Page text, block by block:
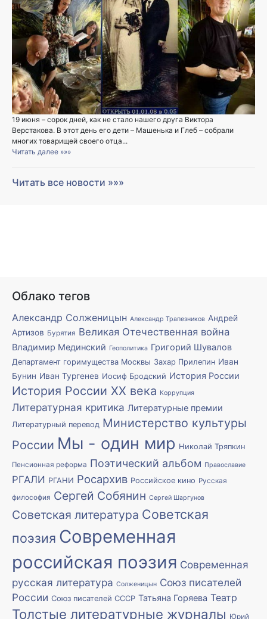
19 июня – сорок дней, как не стало нашего друга Виктора
Верстакова. В этот день его дети – Машенька и Глеб – собрали
многих товарищей своего отца...
Читать далее »»»
Читать все новости »»»
Облако тегов
Александр Солженицын Александр Трапезников Андрей
Артизов Бурятия Великая Отечественная война
Владимир Мединский Геополитика Григорий Шувалов
Департамент горимущества Москвы Захар Прилепин Иван
Бунин Иван Тургенев Иосиф Бродский История России
История России XX века Коррупция
Литературная критика Литературные премии
Литературный перевод Министерство культуры
России Мы - один мир Николай Тряпкин
Пенсионная реформа Поэтический альбом Православие
РГАЛИ РГАНИ Росархив Российское кино Русская
философия Сергей Собянин Сергей Шаргунов
Советская литература Советская
поэзия Современная
российская поэзия Современная
русская литература Солженицын Союз писателей
России Союз писателей СССР Татьяна Горяева Театр
Толстые литературные журналы Юрий